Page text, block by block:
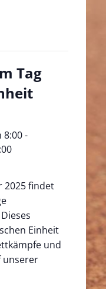
Tag
8:00-
2025 findet
Einheit
und
unserer